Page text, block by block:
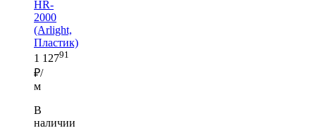
HR-
2000
(Arlight,
Пластик)
1 12791
₽/
м
В
наличии